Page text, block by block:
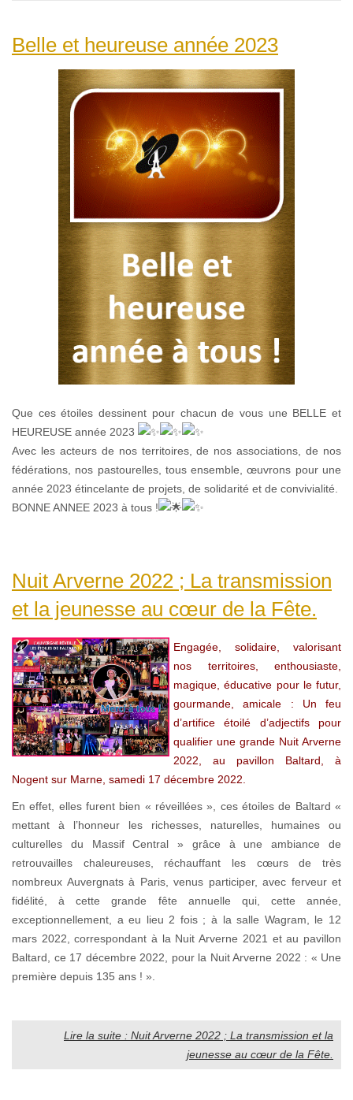
Belle et heureuse année 2023
Que ces étoiles dessinent pour chacun de vous une BELLE et
HEUREUSE année 2023
Avec les acteurs de nos territoires, de nos associations, de nos
fédérations, nos pastourelles, tous ensemble, œuvrons pour une
année 2023 étincelante de projets, de solidarité et de convivialité.
BONNE ANNEE 2023 à tous !
Nuit Arverne 2022 ; La transmission
et la jeunesse au cœur de la Fête.
Engagée, solidaire, valorisant
nos territoires, enthousiaste,
magique, éducative pour le futur,
gourmande, amicale : Un feu
d’artifice étoilé d’adjectifs pour
qualifier une grande Nuit Arverne
2022, au pavillon Baltard, à
Nogent sur Marne, samedi 17 décembre 2022.
En effet, elles furent bien « réveillées », ces étoiles de Baltard «
mettant à l’honneur les richesses, naturelles, humaines ou
culturelles du Massif Central » grâce à une ambiance de
retrouvailles chaleureuses, réchauffant les cœurs de très
nombreux Auvergnats à Paris, venus participer, avec ferveur et
fidélité, à cette grande fête annuelle qui, cette année,
exceptionnellement, a eu lieu 2 fois ; à la salle Wagram, le 12
mars 2022, correspondant à la Nuit Arverne 2021 et au pavillon
Baltard, ce 17 décembre 2022, pour la Nuit Arverne 2022 : « Une
première depuis 135 ans ! ».
Lire la suite : Nuit Arverne 2022 ; La transmission et la
jeunesse au cœur de la Fête.